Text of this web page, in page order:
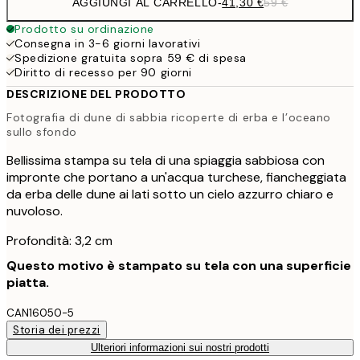
Prodotto su ordinazione
Consegna in 3-6 giorni lavorativi
Spedizione gratuita sopra 59 € di spesa
Diritto di recesso per 90 giorni
DESCRIZIONE DEL PRODOTTO
Fotografia di dune di sabbia ricoperte di erba e l’oceano
sullo sfondo
Bellissima stampa su tela di una spiaggia sabbiosa con
impronte che portano a un'acqua turchese, fiancheggiata
da erba delle dune ai lati sotto un cielo azzurro chiaro e
nuvoloso.
Profondità: 3,2 cm
Questo motivo è stampato su tela con una superficie
piatta.
CAN16050-5
Storia dei prezzi
Ulteriori informazioni sui nostri prodotti